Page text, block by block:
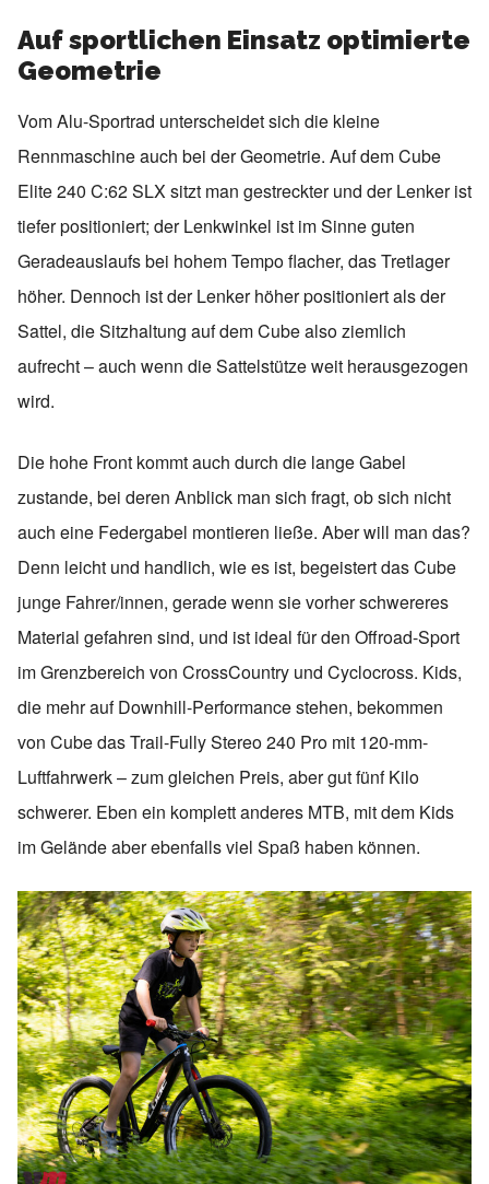
Auf sportlichen Einsatz optimierte
Geometrie
Vom Alu-Sportrad unterscheidet sich die kleine
Rennmaschine auch bei der Geometrie. Auf dem Cube
Elite 240 C:62 SLX sitzt man gestreckter und der Lenker ist
tiefer positioniert; der Lenkwinkel ist im Sinne guten
Geradeauslaufs bei hohem Tempo flacher, das Tretlager
höher. Dennoch ist der Lenker höher positioniert als der
Sattel, die Sitzhaltung auf dem Cube also ziemlich
aufrecht – auch wenn die Sattelstütze weit herausgezogen
wird.
Die hohe Front kommt auch durch die lange Gabel
zustande, bei deren Anblick man sich fragt, ob sich nicht
auch eine Federgabel montieren ließe. Aber will man das?
Denn leicht und handlich, wie es ist, begeistert das Cube
junge Fahrer/innen, gerade wenn sie vorher schwereres
Material gefahren sind, und ist ideal für den Offroad-Sport
im Grenzbereich von CrossCountry und Cyclocross. Kids,
die mehr auf Downhill-Performance stehen, bekommen
von Cube das Trail-Fully Stereo 240 Pro mit 120-mm-
Luftfahrwerk – zum gleichen Preis, aber gut fünf Kilo
schwerer. Eben ein komplett anderes MTB, mit dem Kids
im Gelände aber ebenfalls viel Spaß haben können.